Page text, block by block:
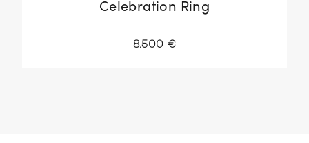
Celebration Ring
8.500 €